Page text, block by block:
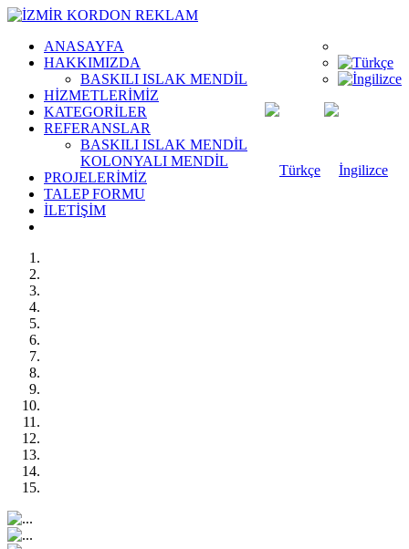
ANASAYFA
HAKKIMIZDA
BASKILI ISLAK MENDİL
HİZMETLERİMİZ
KATEGORİLER
REFERANSLAR
BASKILI ISLAK MENDİL
KOLONYALI MENDİL
PROJELERİMİZ
TALEP FORMU
İLETİŞİM